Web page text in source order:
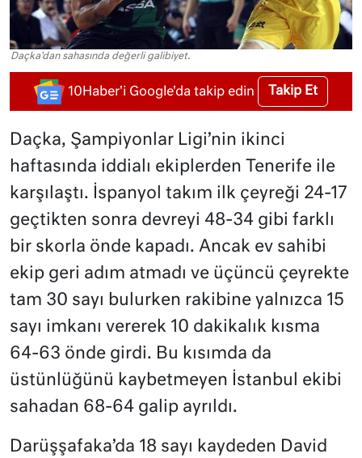
Daçka'dan sahasında değerli galibiyet.
10Haber'i Google'da takip edin Takip Et
Daçka, Şampiyonlar Ligi’nin ikinci
haftasında iddialı ekiplerden Tenerife ile
karşılaştı. İspanyol takım ilk çeyreği 24-17
geçtikten sonra devreyi 48-34 gibi farklı
bir skorla önde kapadı. Ancak ev sahibi
ekip geri adım atmadı ve üçüncü çeyrekte
tam 30 sayı bulurken rakibine yalnızca 15
sayı imkanı vererek 10 dakikalık kısma
64-63 önde girdi. Bu kısımda da
üstünlüğünü kaybetmeyen İstanbul ekibi
sahadan 68-64 galip ayrıldı.
Darüşşafaka’da 18 sayı kaydeden David